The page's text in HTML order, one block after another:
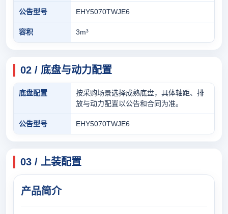
公告型号 EHY5070TWJE6
容积 3m³
02 / 底盘与动力配置
底盘配置
按采购场景选择成熟底盘，具体轴距、排
放与动力配置以公告和合同为准。
公告型号 EHY5070TWJE6
03 / 上装配置
产品简介